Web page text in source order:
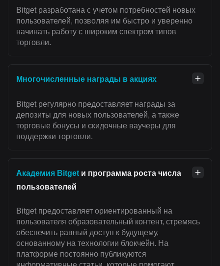
Bitget разработана с учетом потребностей новых
пользователей, позволяя им быстро и уверенно
начинать работу с широким спектром типов
торговли.
Многочисленные награды в акциях
Bitget регулярно предоставляет награды за
депозиты для новых пользователей, а также
торговые бонусы и скидочные ваучеры для
поддержки торговли.
Академия Bitget и программа роста числа
пользователей
Bitget предоставляет ориентированный на
пользователя образовательный контент, стремясь
обеспечить равный доступ к будущему,
основанному на технологии блокчейн. На
платформе постоянно публикуются